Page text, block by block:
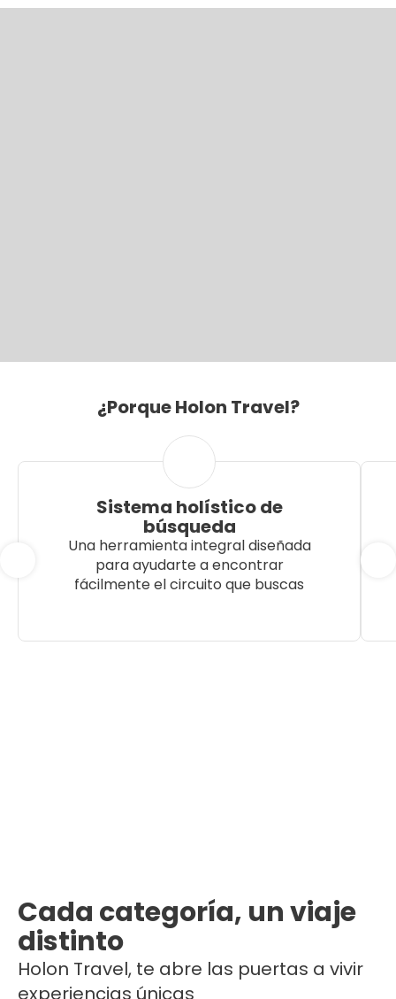
¿Porque Holon Travel?
Sistema holístico de
búsqueda
Una herramienta integral diseñada
para ayudarte a encontrar
fácilmente el circuito que buscas
Cada categoría, un viaje
distinto
Holon Travel, te abre las puertas a vivir
experiencias únicas